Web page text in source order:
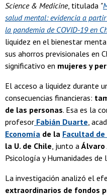
Science & Medicine, titulada "
salud mental: evidencia a
la pandemia de COVID-19 en
liquidez en el bienestar
sus ahorros previsionales en
significativo en mujeres y
El acceso a liquidez durante
consecuencias financieras:
de las personas. Esa es la
profesor Fabián Duarte ,
Economía de la Facultad de
la U. de Chile , junto a Álvaro
Psicología y Humanidades de
La investigación analizó el
extraordinarios de fondos